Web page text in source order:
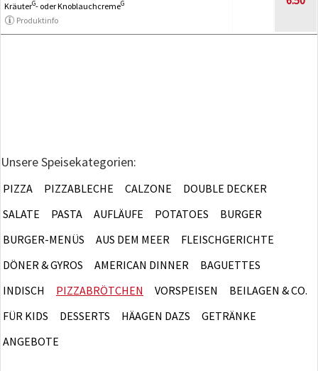
KräuterG- oder KnoblauchcremeG
Produktinfo
Unsere Speisekategorien:
PIZZA PIZZABLECHE CALZONE
DOUBLE DECKER
SALATE
PASTA AUFLÄUFE POTATOES
BURGER
BURGER-MENÜS
AUS DEM MEER
FLEISCHGERICHTE
DÖNER & GYROS
AMERICAN DINNER
BAGUETTES
INDISCH
PIZZABRÖTCHEN VORSPEISEN
BEILAGEN & CO.
FÜR KIDS
DESSERTS HÄAGEN DAZS
GETRÄNKE
ANGEBOTE